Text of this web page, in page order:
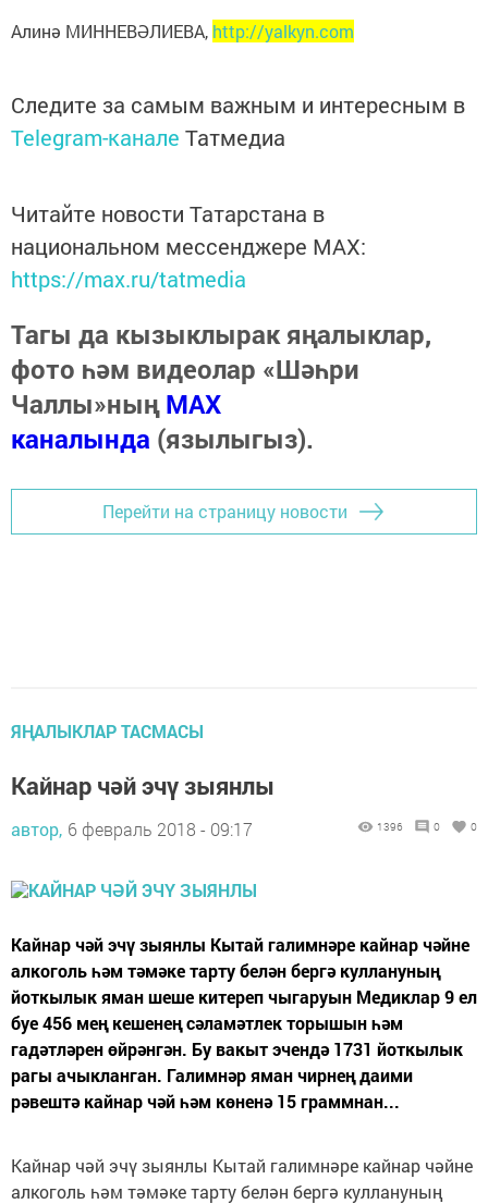
Алинә МИННЕВӘЛИЕВА, http://yalkyn.com
Следите за самым важным и интересным в
Telegram-канале Татмедиа
Читайте новости Татарстана в
национальном мессенджере MАХ:
https://max.ru/tatmedia
Тагы да кызыклырак яңалыклар,
фото һәм видеолар «Шәһри
Чаллы»ныңMAX
каналында (язылыгыз).
Перейти на страницу новости
ЯҢАЛЫКЛАР ТАСМАСЫ
Кайнар чәй эчү зыянлы
автор, 6 февраль 2018 - 09:17 1396 0 0
Кайнар чәй эчү зыянлы Кытай галимнәре кайнар чәйне
алкоголь һәм тәмәке тарту белән бергә куллануның
йоткылык яман шеше китереп чыгаруын Медиклар 9 ел
буе 456 мең кешенең сәламәтлек торышын һәм
гадәтләрен өйрәнгән. Бу вакыт эчендә 1731 йоткылык
рагы ачыкланган. Галимнәр яман чирнең даими
рәвештә кайнар чәй һәм көненә 15 граммнан...
Кайнар чәй эчү зыянлы Кытай галимнәре кайнар чәйне
алкоголь һәм тәмәке тарту белән бергә куллануның